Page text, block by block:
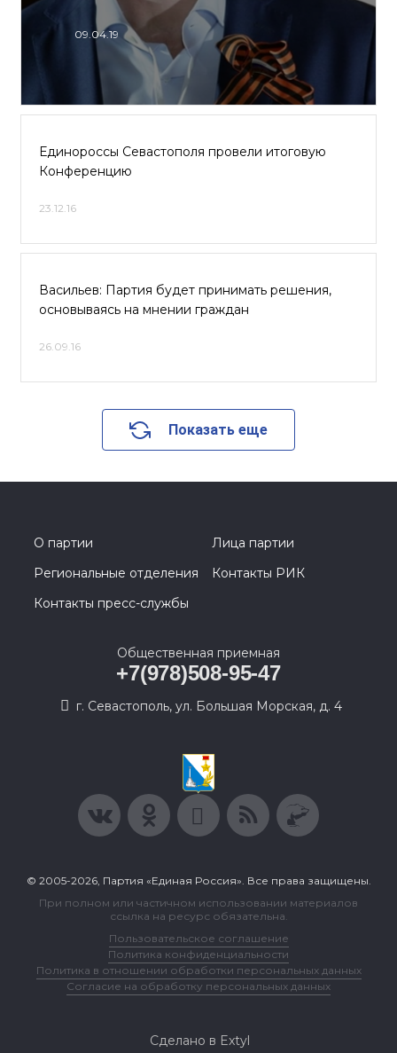
09.04.19
Единороссы Севастополя провели итоговую
Конференцию
23.12.16
Васильев: Партия будет принимать решения,
основываясь на мнении граждан
26.09.16
Показать еще
О партии
Лица партии
Региональные отделения
Контакты РИК
Контакты пресс-службы
Общественная приемная
+7(978)508-95-47
г. Севастополь, ул. Большая Морская, д. 4
© 2005-2026, Партия «Единая Россия». Все права защищены.
При полном или частичном использовании материалов
ссылка на ресурс обязательна.
Пользовательское соглашение
Политика конфиденциальности
Политика в отношении обработки персональных данных
Согласие на обработку персональных данных
Сделано в Extyl